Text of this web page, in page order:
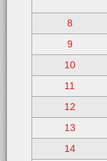
8
9
10
11
12
13
14